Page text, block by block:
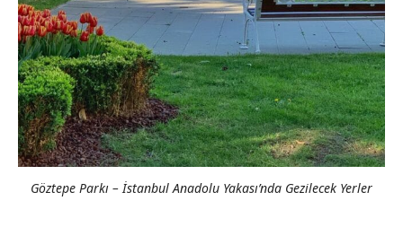
Göztepe Parkı – İstanbul Anadolu Yakası’nda Gezilecek Yerler